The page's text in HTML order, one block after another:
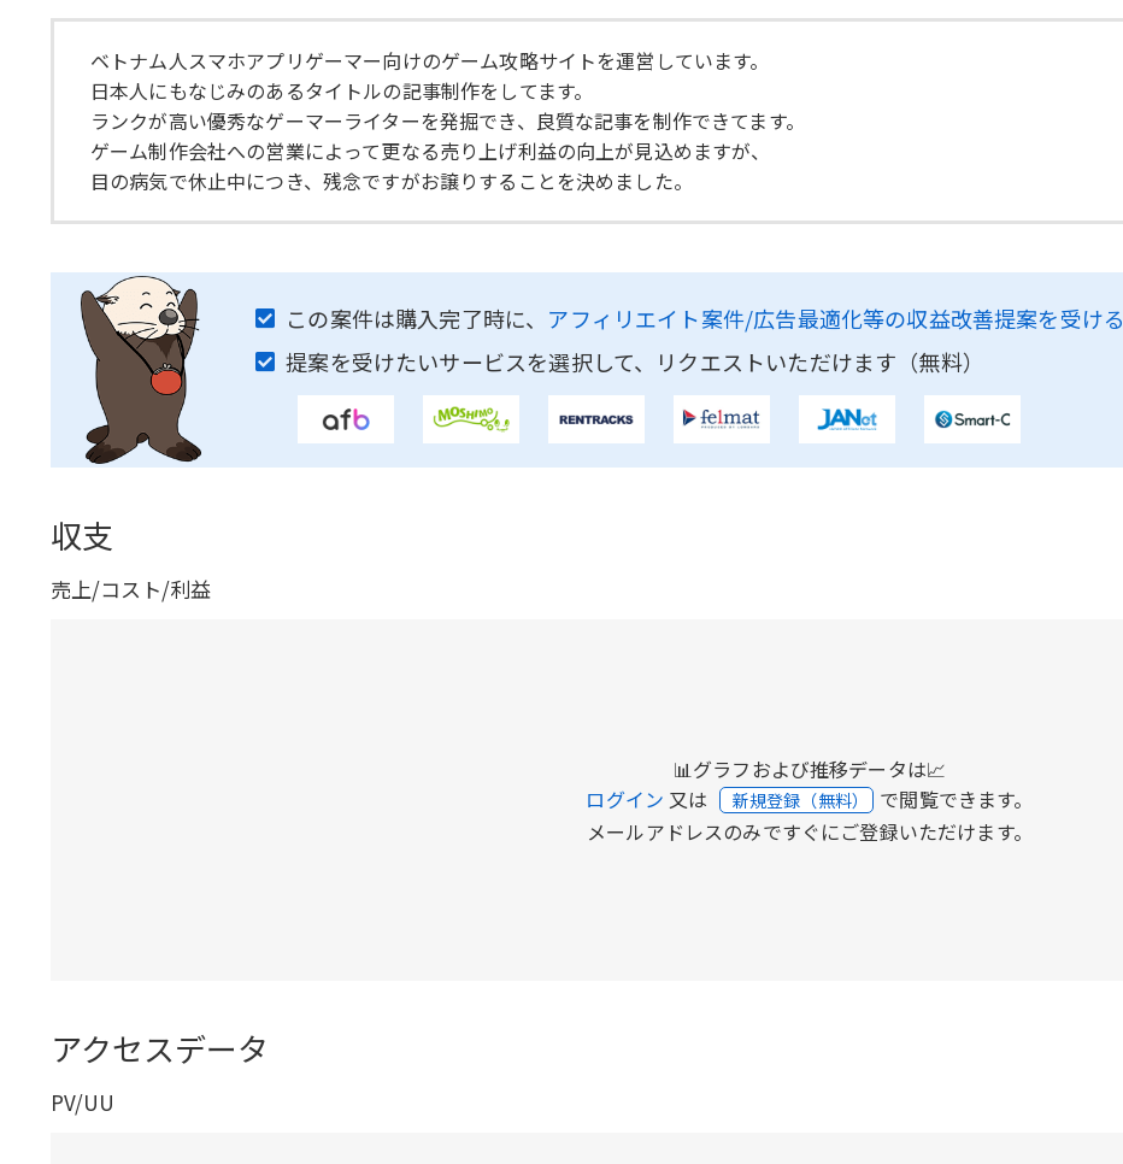
ベトナム人スマホアプリゲーマー向けのゲーム攻略サイトを運営しています。
日本人にもなじみのあるタイトルの記事制作をしてます。
ランクが高い優秀なゲーマーライターを発掘でき、良質な記事を制作できてます。
ゲーム制作会社への営業によって更なる売り上げ利益の向上が見込めますが、
目の病気で休止中につき、残念ですがお譲りすることを決めました。
この案件は購入完了時に、 アフィリエイト案件/広告最適化等の収益改善提案を受ける
提案を受けたいサービスを選択して、リクエストいただけます（無料）
収支
売上/コスト/利益
📊グラフおよび推移データは📈
ログイン 又は 新規登録（無料） で閲覧できます。
メールアドレスのみですぐにご登録いただけます。
アクセスデータ
PV/UU